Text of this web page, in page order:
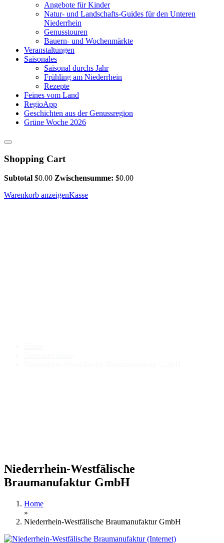
Angebote für Kinder
Natur- und Landschafts-Guides für den Unteren
Niederrhein
Genusstouren
Bauern- und Wochenmärkte
Veranstaltungen
Saisonales
Saisonal durchs Jahr
Frühling am Niederrhein
Rezepte
Feines vom Land
RegioApp
Geschichten aus der Genussregion
Grüne Woche 2026
Shopping Cart
Subtotal $0.00 Zwischensumme: $0.00
Warenkorb anzeigenKasse
Niederrhein-Westfälische
Braumanufaktur GmbH
Home
»
Niederrhein-Westfälische Braumanufaktur GmbH